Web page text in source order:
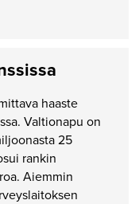
haaste
Valtionapu on
25
rankin
Aiemmin